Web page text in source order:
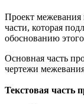
Проект межевания
части, которая
обоснованию
Основная часть
чертежи
Текстовая часть